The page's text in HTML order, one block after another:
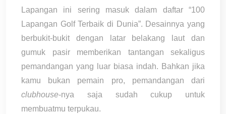
Lapangan ini sering masuk dalam daftar “100
Lapangan Golf Terbaik di Dunia”. Desainnya yang
berbukit-bukit dengan latar belakang laut dan
gumuk pasir memberikan tantangan sekaligus
pemandangan yang luar biasa indah. Bahkan jika
kamu bukan pemain pro, pemandangan dari
clubhouse-nya saja sudah cukup untuk
membuatmu terpukau.